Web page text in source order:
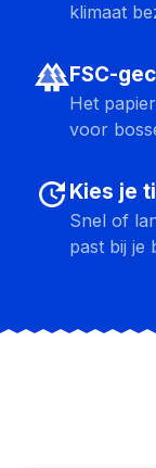
klimaat
forestFSC-
Het
voor
update Kies je
Snel of
past bij je